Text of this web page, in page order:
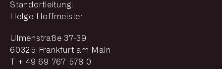
Standortleitung:
Helge Hoffmeister
Ulmenstraße 37-39
60325 Frankfurt am Main
T + 49 69 767 578 0